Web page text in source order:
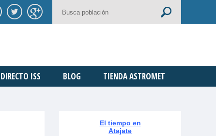
DIRECTO ISS BLOG TIENDA ASTROMET
El tiempo en
Atajate